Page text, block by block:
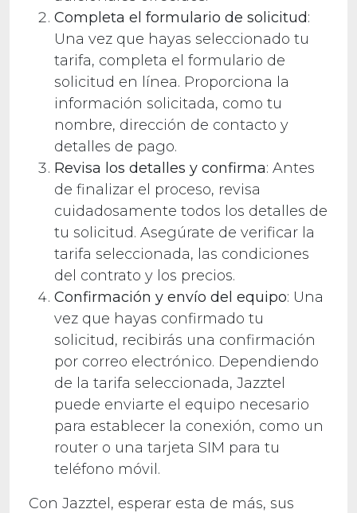
Completa el formulario de solicitud:
Una vez que hayas seleccionado tu
tarifa, completa el formulario de
solicitud en línea. Proporciona la
información solicitada, como tu
nombre, dirección de contacto y
detalles de pago.
Revisa los detalles y confirma: Antes
de finalizar el proceso, revisa
cuidadosamente todos los detalles de
tu solicitud. Asegúrate de verificar la
tarifa seleccionada, las condiciones
del contrato y los precios.
Confirmación y envío del equipo: Una
vez que hayas confirmado tu
solicitud, recibirás una confirmación
por correo electrónico. Dependiendo
de la tarifa seleccionada, Jazztel
puede enviarte el equipo necesario
para establecer la conexión, como un
router o una tarjeta SIM para tu
teléfono móvil.
Con Jazztel, esperar esta de más, sus